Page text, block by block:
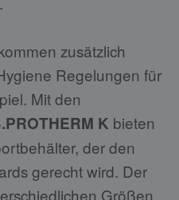
zusätzlich
Regelungen für
Mit den
K bieten
der den
gerecht wird. Der
Größen,